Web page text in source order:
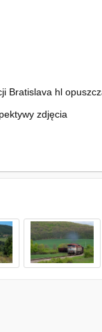
Bratislava hl
zdjęcia